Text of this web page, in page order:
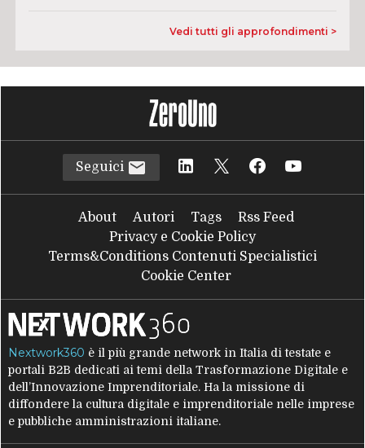
Vedi tutti gli approfondimenti >
Seguici
About Autori Tags
Rss Feed
Privacy e Cookie Policy
Terms&Conditions Contenuti Specialistici
Cookie Center
Nextwork360 è il più grande network in Italia di testate e
portali B2B dedicati ai temi della Trasformazione Digitale e
dell’Innovazione Imprenditoriale. Ha la missione di
diffondere la cultura digitale e imprenditoriale nelle imprese
e pubbliche amministrazioni italiane.